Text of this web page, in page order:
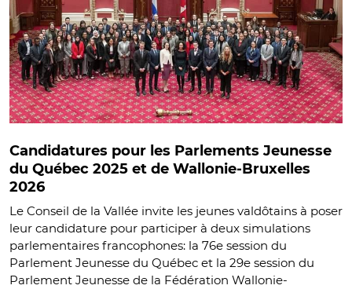
Candidatures pour les Parlements Jeunesse
du Québec 2025 et de Wallonie-Bruxelles
2026
Le Conseil de la Vallée invite les jeunes valdôtains à poser
leur candidature pour participer à deux simulations
parlementaires francophones: la 76e session du
Parlement Jeunesse du Québec et la 29e session du
Parlement Jeunesse de la Fédération Wallonie-